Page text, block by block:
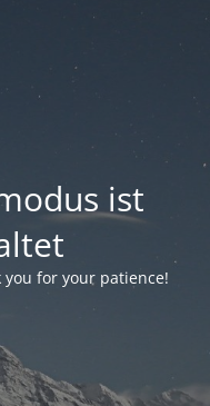
ist
for your patience!